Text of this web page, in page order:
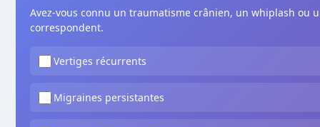
Avez-vous connu un traumatisme crânien, un whiplash ou
correspondent.
Vertiges récurrents
Migraines persistantes